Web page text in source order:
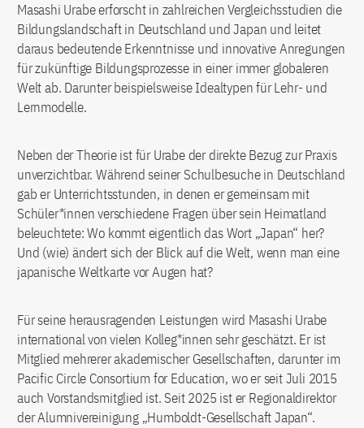
Masashi Urabe erforscht in zahlreichen Vergleichsstudien die
Bildungslandschaft in Deutschland und Japan und leitet
daraus bedeutende Erkenntnisse und innovative Anregungen
für zukünftige Bildungsprozesse in einer immer globaleren
Welt ab. Darunter beispielsweise Idealtypen für Lehr- und
Lernmodelle.
Neben der Theorie ist für Urabe der direkte Bezug zur Praxis
unverzichtbar. Während seiner Schulbesuche in Deutschland
gab er Unterrichtsstunden, in denen er gemeinsam mit
Schüler*innen verschiedene Fragen über sein Heimatland
beleuchtete: Wo kommt eigentlich das Wort „Japan“ her?
Und (wie) ändert sich der Blick auf die Welt, wenn man eine
japanische Weltkarte vor Augen hat?
Für seine herausragenden Leistungen wird Masashi Urabe
international von vielen Kolleg*innen sehr geschätzt. Er ist
Mitglied mehrerer akademischer Gesellschaften, darunter im
Pacific Circle Consortium for Education, wo er seit Juli 2015
auch Vorstandsmitglied ist. Seit 2025 ist er Regionaldirektor
der Alumnivereinigung „Humboldt-Gesellschaft Japan“.